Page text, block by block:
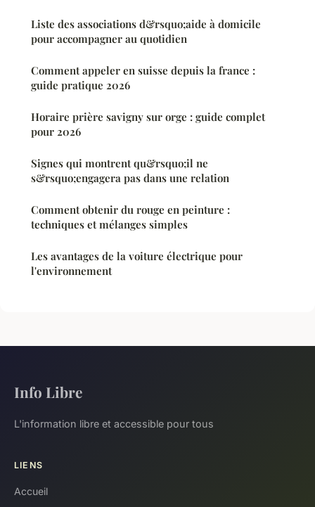
Liste des associations d&rsquo;aide à domicile
pour accompagner au quotidien
Comment appeler en suisse depuis la france :
guide pratique 2026
Horaire prière savigny sur orge : guide complet
pour 2026
Signes qui montrent qu&rsquo;il ne
s&rsquo;engagera pas dans une relation
Comment obtenir du rouge en peinture :
techniques et mélanges simples
Les avantages de la voiture électrique pour
l'environnement
Info Libre
L'information libre et accessible pour tous
LIENS
Accueil